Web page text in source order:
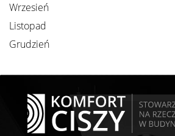
Wrzesień
Listopad
Grudzień